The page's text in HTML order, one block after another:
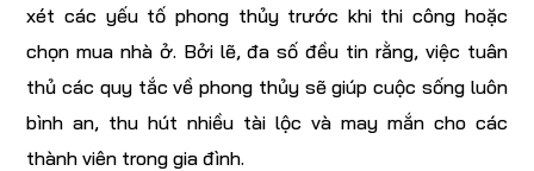
xét các yếu tố phong thủy trước khi thi công hoặc
chọn mua nhà ở. Bởi lẽ, đa số đều tin rằng, việc tuân
thủ các quy tắc về phong thủy sẽ giúp cuộc sống luôn
bình an, thu hút nhiều tài lộc và may mắn cho các
thành viên trong gia đình.